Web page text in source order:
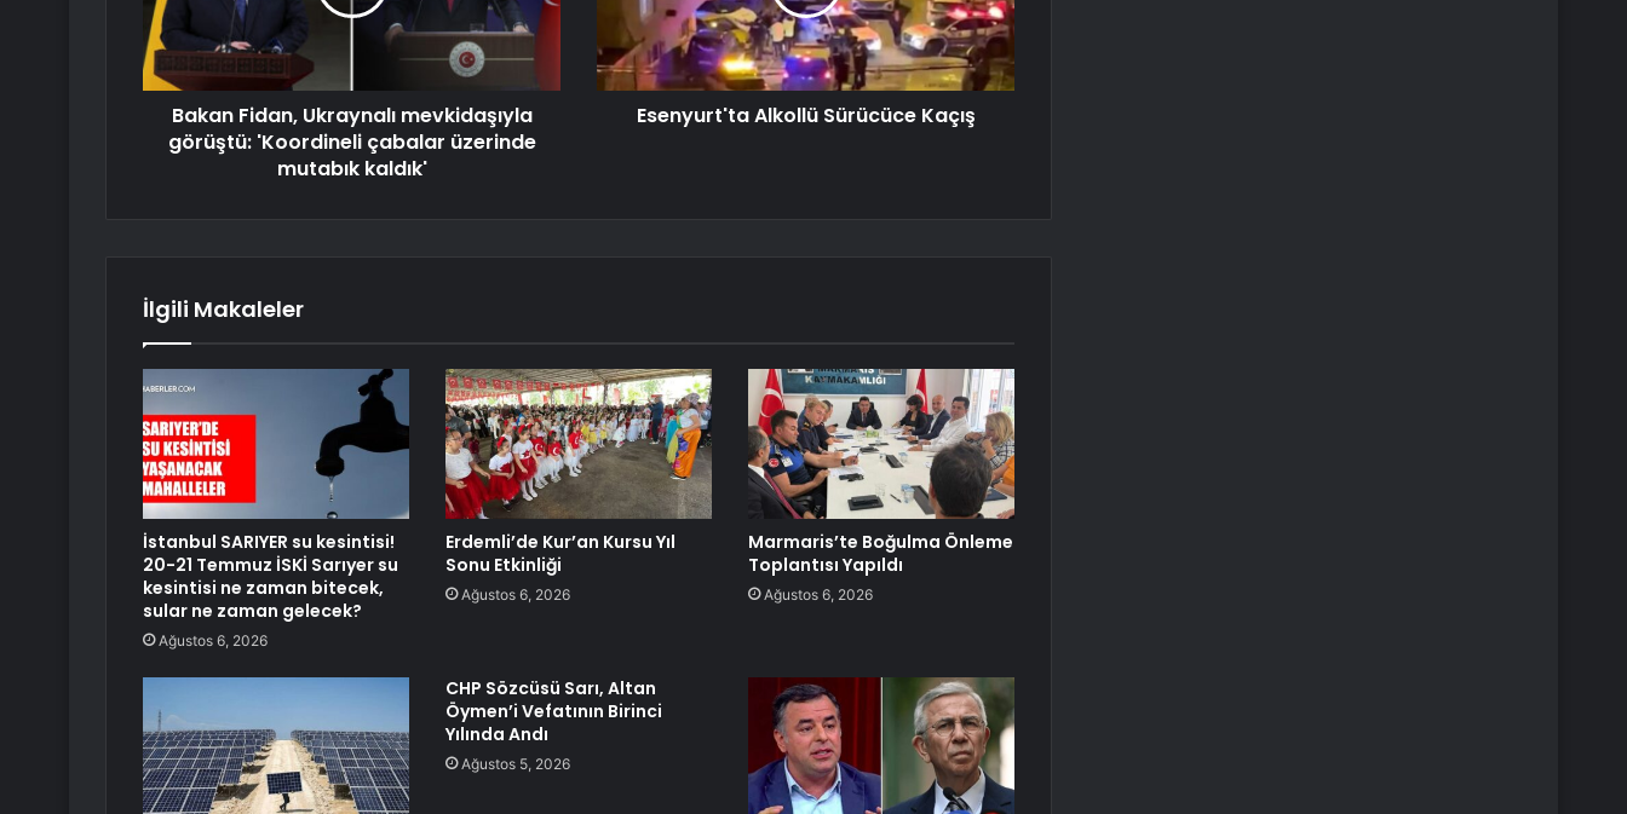
Bakan Fidan, Ukraynalı mevkidaşıyla
görüştü: 'Koordineli çabalar üzerinde
mutabık kaldık'
Esenyurt'ta Alkollü Sürücüce Kaçış
İlgili Makaleler
İstanbul SARIYER su kesintisi!
20-21 Temmuz İSKİ Sarıyer su
kesintisi ne zaman bitecek,
sular ne zaman gelecek?
Ağustos 6, 2026
Erdemli’de Kur’an Kursu Yıl
Sonu Etkinliği
Ağustos 6, 2026
Marmaris’te Boğulma Önleme
Toplantısı Yapıldı
Ağustos 6, 2026
CHP Sözcüsü Sarı, Altan
Öymen’i Vefatının Birinci
Yılında Andı
Ağustos 5, 2026